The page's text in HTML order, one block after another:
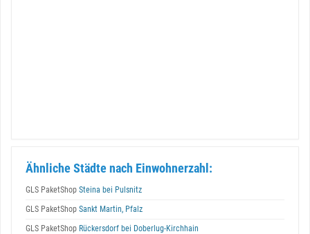
Ähnliche Städte nach Einwohnerzahl:
GLS PaketShop Steina bei Pulsnitz
GLS PaketShop Sankt Martin, Pfalz
GLS PaketShop Rückersdorf bei Doberlug-Kirchhain